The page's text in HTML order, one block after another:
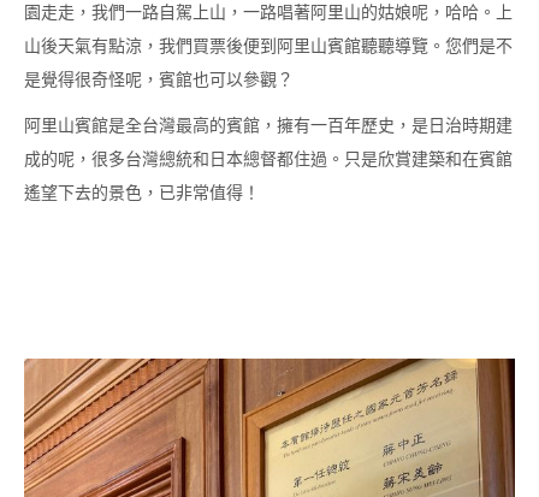
園走走，我們一路自駕上山，一路唱著阿里山的姑娘呢，哈哈。上
山後天氣有點涼，我們買票後便到阿里山賓館聽聽導覽。您們是不
是覺得很奇怪呢，賓館也可以參觀？
阿里山賓館是全台灣最高的賓館，擁有一百年歷史，是日治時期建
成的呢，很多台灣總統和日本總督都住過。只是欣賞建築和在賓館
遙望下去的景色，已非常值得！